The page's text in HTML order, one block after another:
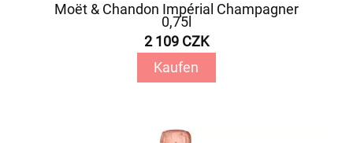
Moët & Chandon Impérial Champagner
0,75l
2 109 CZK
Kaufen